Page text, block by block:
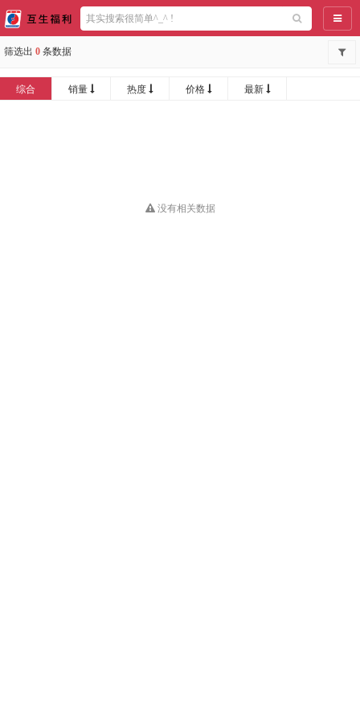
导航
筛选出 0 条数据
综合 销量 热度 价格 最新
没有相关数据